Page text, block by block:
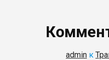
admin к